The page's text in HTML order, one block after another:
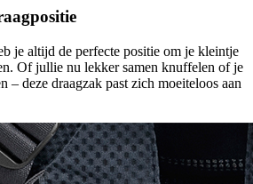
je altijd de perfecte positie om je kleintje
Of jullie nu lekker samen knuffelen of je
– deze draagzak past zich moeiteloos aan